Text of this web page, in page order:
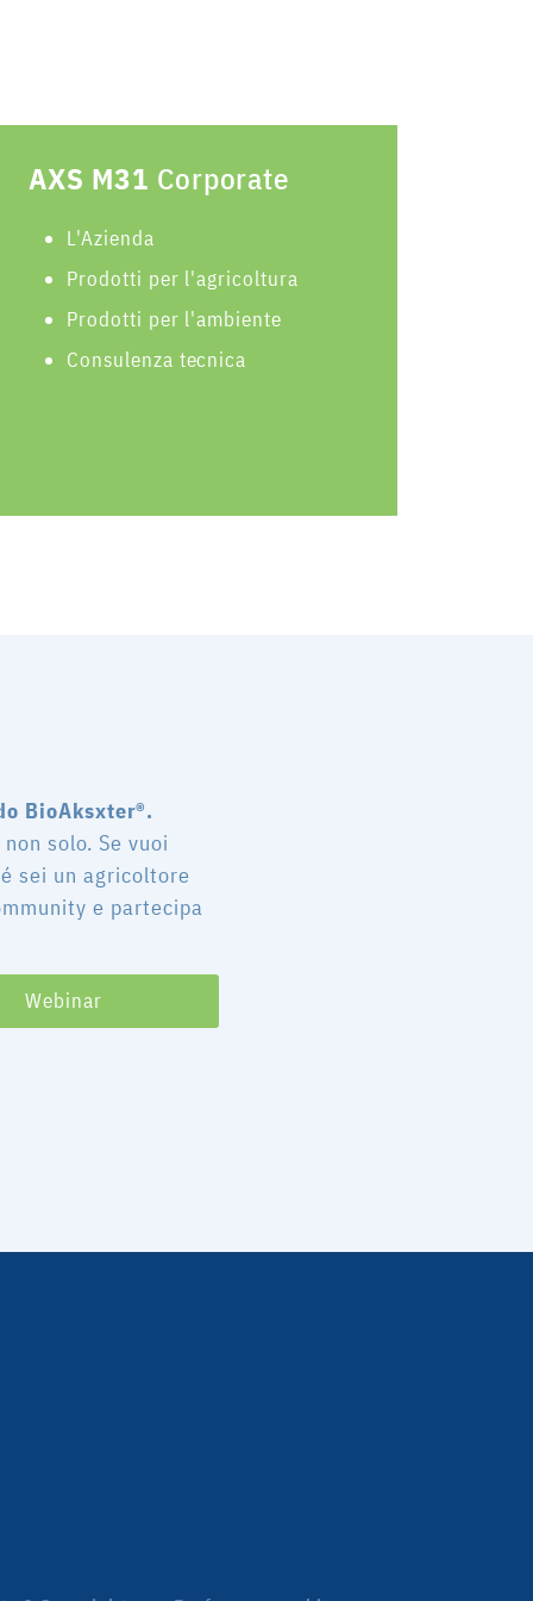
AXS M31 Corporate
L'Azienda
Prodotti per l'agricoltura
Prodotti per l'ambiente
Consulenza tecnica
BioAksxter®.
solo. Se vuoi
sei un agricoltore
e partecipa
Webinar